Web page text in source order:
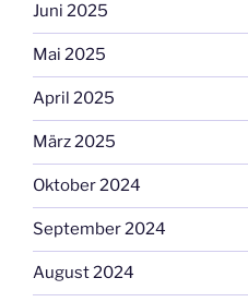
Juni 2025
Mai 2025
April 2025
März 2025
Oktober 2024
September 2024
August 2024